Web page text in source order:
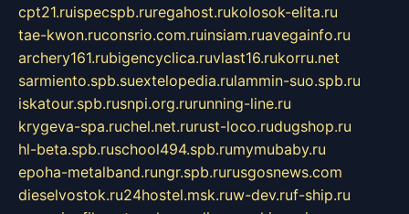
cpt21.ruispecspb.ruregahost.rukolosok-elita.ru
tae-kwon.ruconsrio.com.ruinsiam.ruavegainfo.ru
archery161.rubigencyclica.ruvlast16.rukorru.net
sarmiento.spb.suextelopedia.rulammin-suo.spb.ru
iskatour.spb.rusnpi.org.rurunning-line.ru
krygeva-spa.ruchel.net.rurust-loco.rudugshop.ru
hl-beta.spb.ruschool494.spb.rumymubaby.ru
epoha-metalband.rungr.spb.rurusgosnews.com
dieselvostok.ru24hostel.msk.ruw-dev.ruf-ship.ru